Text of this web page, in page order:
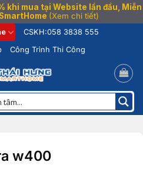
khi mua tại Website lần đầu, Miễn
(Xem chi tiết)
CSKH:058 3838 555
Công Trình Thi Công
w400